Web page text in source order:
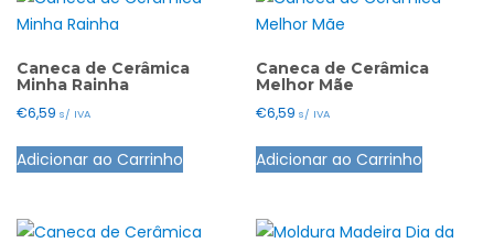
Caneca de Cerâmica
Minha Rainha
€6,59 s/ IVA
Adicionar ao Carrinho
Caneca de Cerâmica
Melhor Mãe
€6,59 s/ IVA
Adicionar ao Carrinho